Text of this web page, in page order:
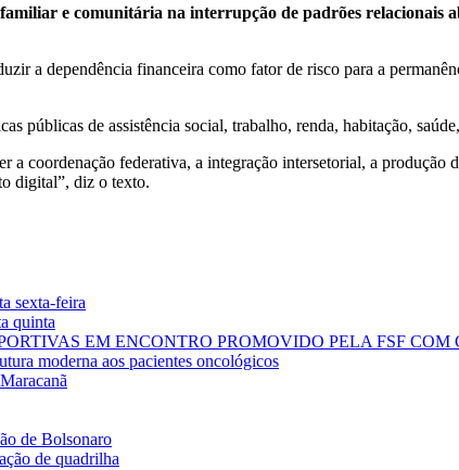
e comunitária na interrupção de padrões relacionais
a dependência financeira como fator de risco para a
públicas de assistência social, trabalho, renda, habitação,
coordenação federativa, a integração intersetorial, a
digital”, diz o texto.
sexta-feira
quinta
EM ENCONTRO PROMOVIDO PELA FSF
moderna aos pacientes oncológicos
de Bolsonaro
de quadrilha